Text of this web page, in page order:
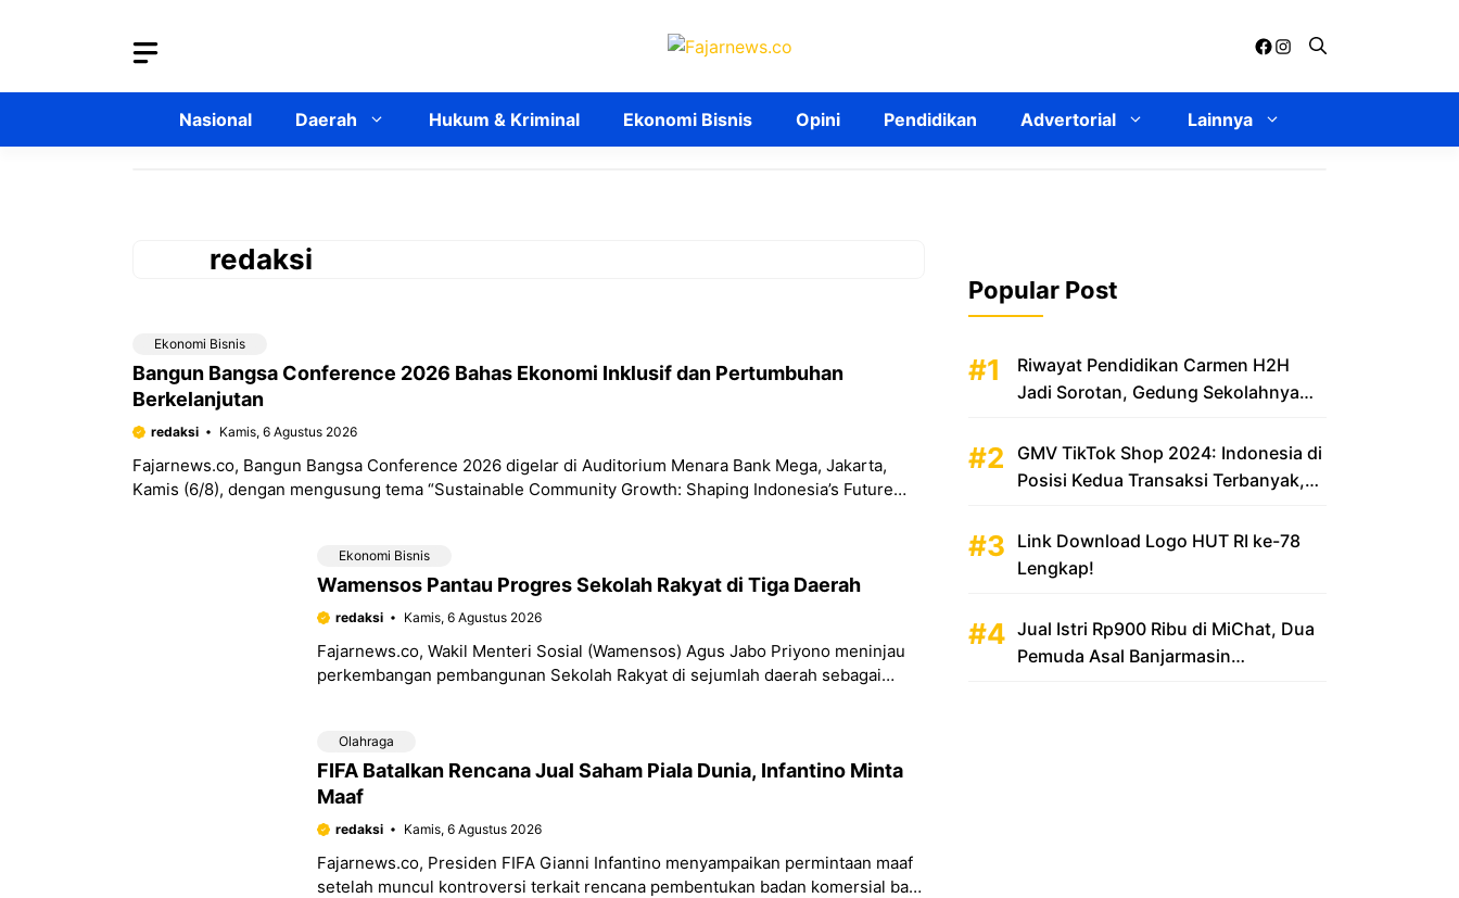
Facebook
Instagram
Nasional Daerah Hukum & Kriminal Ekonomi Bisnis Opini Pendidikan Advertorial Lainnya
redaksi
Ekonomi Bisnis
Bangun Bangsa Conference 2026 Bahas Ekonomi Inklusif dan Pertumbuhan
Berkelanjutan
redaksi Kamis, 6 Agustus 2026
Fajarnews.co, Bangun Bangsa Conference 2026 digelar di Auditorium Menara Bank Mega, Jakarta,
Kamis (6/8), dengan mengusung tema “Sustainable Community Growth: Shaping Indonesia’s Future
Ekonomi Bisnis
Wamensos Pantau Progres Sekolah Rakyat di Tiga Daerah
redaksi Kamis, 6 Agustus 2026
Fajarnews.co, Wakil Menteri Sosial (Wamensos) Agus Jabo Priyono meninjau
perkembangan pembangunan Sekolah Rakyat di sejumlah daerah sebagai
Olahraga
FIFA Batalkan Rencana Jual Saham Piala Dunia, Infantino Minta
Maaf
redaksi Kamis, 6 Agustus 2026
Fajarnews.co, Presiden FIFA Gianni Infantino menyampaikan permintaan maaf
setelah muncul kontroversi terkait rencana pembentukan badan komersial baru
Popular Post
Riwayat Pendidikan Carmen H2H
Jadi Sorotan, Gedung Sekolahnya
GMV TikTok Shop 2024: Indonesia di
Posisi Kedua Transaksi Terbanyak,
Link Download Logo HUT RI ke-78
Lengkap!
Jual Istri Rp900 Ribu di MiChat, Dua
Pemuda Asal Banjarmasin